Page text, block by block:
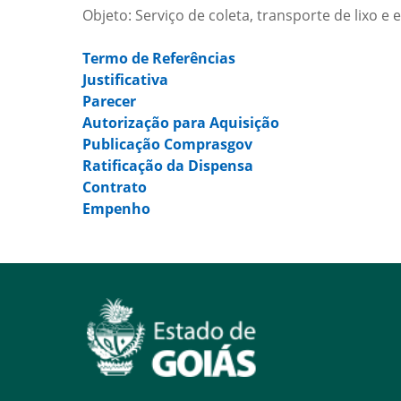
Objeto: Serviço de coleta, transporte de lixo e
Termo de Referências
Justificativa
Parecer
Autorização para Aquisição
Publicação Comprasgov
Ratificação da Dispensa
Contrato
Empenho